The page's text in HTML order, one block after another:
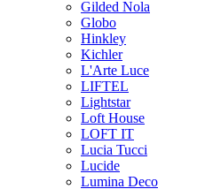
Gilded Nola
Globo
Hinkley
Kichler
L'Arte Luce
LIFTEL
Lightstar
Loft House
LOFT IT
Lucia Tucci
Lucide
Lumina Deco